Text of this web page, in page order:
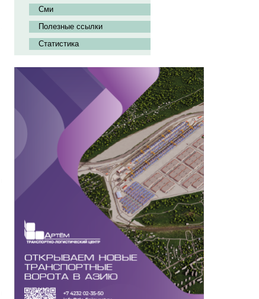
Сми
Полезные ссылки
Статистика